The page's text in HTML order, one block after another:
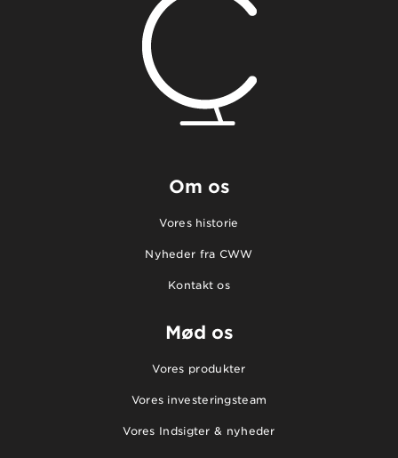
Om os
Vores historie
Nyheder fra CWW
Kontakt os
Mød os
Vores produkter
Vores investeringsteam
Vores Indsigter & nyheder